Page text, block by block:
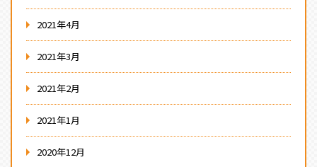
2021年4月
2021年3月
2021年2月
2021年1月
2020年12月